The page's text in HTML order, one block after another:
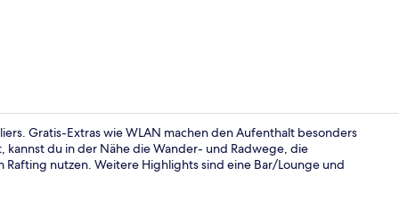
Gratis-Extras wie WLAN machen den Aufenthalt besonders
du in der Nähe die Wander- und Radwege, die
nutzen. Weitere Highlights sind eine Bar/Lounge und